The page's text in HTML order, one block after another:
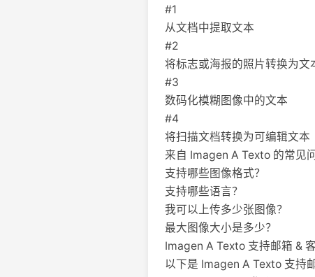
#1
从文档中提取文本
#2
将标志或海报的照片转换为文
#3
数码化模糊图像中的文本
#4
将扫描文档转换为可编辑文本
来自 Imagen A Texto 的常见
支持哪些图像格式？
支持哪些语言？
我可以上传多少张图像？
最大图像大小是多少？
Imagen A Texto 支持邮箱 &
以下是 Imagen A Texto 支持